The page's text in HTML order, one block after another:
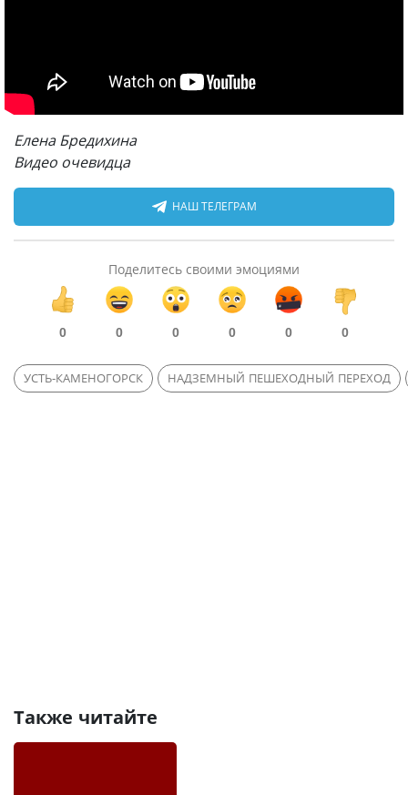
Елена Бредихина
Видео очевидца
НАШ ТЕЛЕГРАМ
Поделитесь своими эмоциями
0 0 0 0 0 0
УСТЬ-КАМЕНОГОРСК НАДЗЕМНЫЙ ПЕШЕХОДНЫЙ ПЕРЕХОД
Также читайте